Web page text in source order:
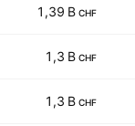
1,39 B CHF
1,3 B CHF
1,3 B CHF